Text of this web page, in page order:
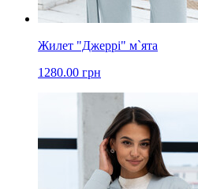
Жилет "Джеррі" м`ята
1280.00 грн